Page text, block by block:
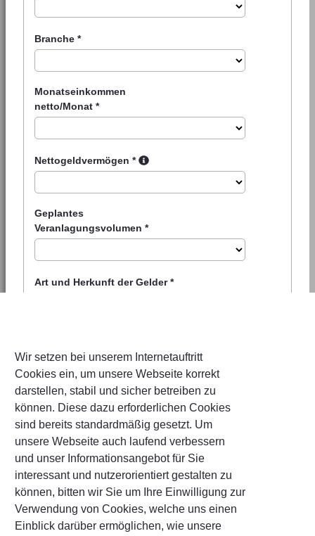
Wir setzen bei unserem Internetauftritt
Cookies ein, um unsere Webseite korrekt
darstellen, stabil und sicher betreiben zu
können. Diese dazu erforderlichen Cookies
sind bereits standardmäßig gesetzt. Um
unsere Webseite auch laufend verbessern
und unser Informationsangebot für Sie
interessant und nutzerorientiert gestalten zu
können, bitten wir Sie um Ihre Einwilligung zur
Verwendung von Cookies, welche uns einen
Einblick darüber ermöglichen, wie unsere
Branche *
Monatseinkommen
netto/Monat *
Nettogeldvermögen *
Geplantes
Veranlagungsvolumen *
Art und Herkunft der Gelder *
Sicherheitsfragen
Sicherheitsfrage *
Antwort *
Zustimmung Werbung